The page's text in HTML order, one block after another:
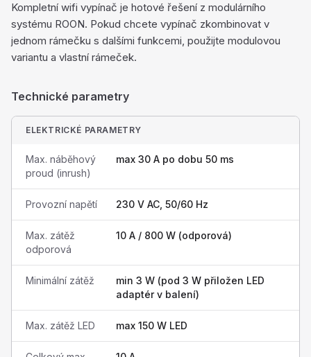
Kompletní wifi vypínač je hotové řešení z modulárního
systému ROON. Pokud chcete vypínač zkombinovat v
jednom rámečku s dalšími funkcemi, použijte modulovou
variantu a vlastní rámeček.
Technické parametry
ELEKTRICKÉ PARAMETRY
Max. náběhový
proud (inrush)
max 30 A po dobu 50 ms
Provozní napětí 230 V AC, 50/60 Hz
Max. zátěž
odporová
10 A / 800 W (odporová)
Minimální zátěž
min 3 W (pod 3 W přiložen LED
adaptér v balení)
Max. zátěž LED max 150 W LED